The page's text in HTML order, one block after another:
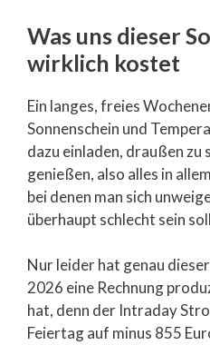
Was uns dieser
wirklich kostet
Ein langes, freies
Sonnenschein und
dazu einladen, draußen zu
genießen, also alles in
bei denen man sich
überhaupt schlecht sein
Nur leider hat genau
2026 eine Rechnung
hat, denn der Intraday
Feiertag auf minus 855